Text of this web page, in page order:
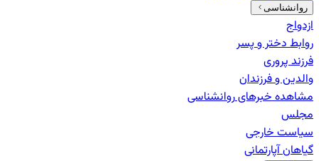
روانشناسی
ازدواج
روابط دختر و پسر
فرزند پروری
والدین و فرزندان
مشاهده خبرهایروانشناسی
مجلس
سیاست خارجی
گیاهان آپارتمانی